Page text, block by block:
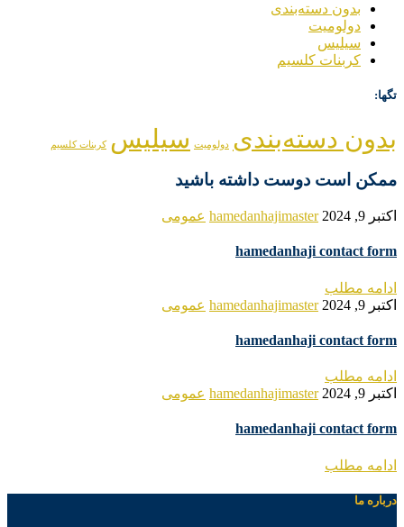
بدون دسته‌بندی
دولومیت
سیلیس
کربنات کلسیم
تگها:
بدون دسته‌بندی دولومیت سیلیس کربنات کلسیم
ممکن است دوست داشته باشید
اکتبر 9, 2024 hamedanhajimaster عمومی
hamedanhaji contact form
ادامه مطلب
اکتبر 9, 2024
hamedanhajimaster عمومی
hamedanhaji contact form
ادامه مطلب
اکتبر 9, 2024
hamedanhajimaster عمومی
hamedanhaji contact form
ادامه مطلب
درباره ما